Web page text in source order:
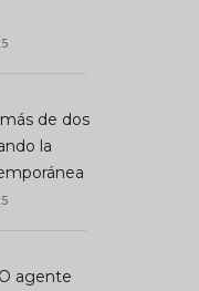
de dos
la
agente